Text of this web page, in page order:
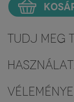
Tudj meg